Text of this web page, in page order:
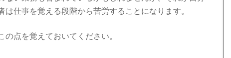
仕事を覚える段階から苦労することになります。
点を覚えておいてください。